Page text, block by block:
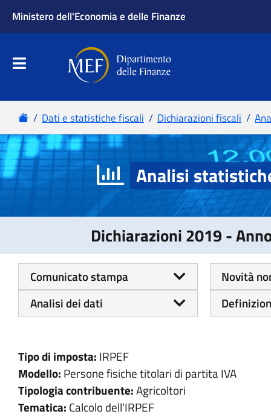
Analisi
Dichiarazioni 2019 -
Comunicato stampa
Novità
Analisi dei dati
Tipo di imposta: IRPEF
Modello: Persone fisiche titolari di partita IVA
Tipologia contribuente:Agricoltori
Tematica: Calcolo dell'IRPEF